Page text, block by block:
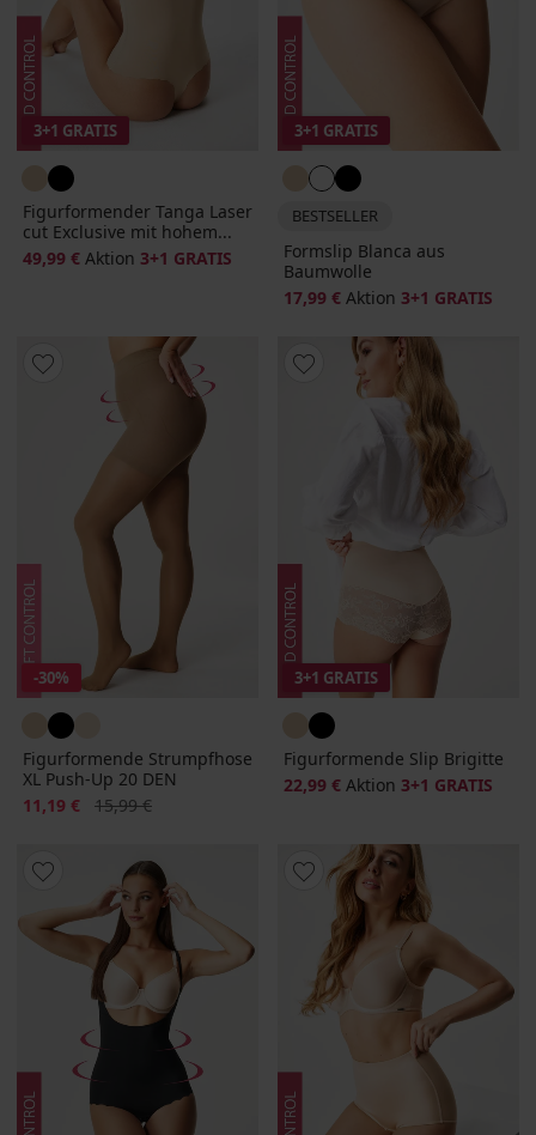
3+1 GRATIS
Figurformender Tanga Laser
cut Exclusive mit hohem...
49,99 € Aktion 3+1 GRATIS
3+1 GRATIS
BESTSELLER
Formslip Blanca aus
Baumwolle
17,99 € Aktion 3+1 GRATIS
-30%
Figurformende Strumpfhose
XL Push-Up 20 DEN
Rabatt
11,19 € Alter Preis
15,99 €
3+1 GRATIS
Figurformende Slip Brigitte
22,99 € Aktion 3+1 GRATIS